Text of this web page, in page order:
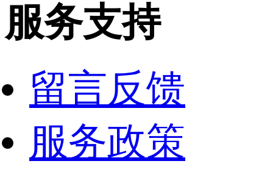
服务支持
留言反馈
服务政策